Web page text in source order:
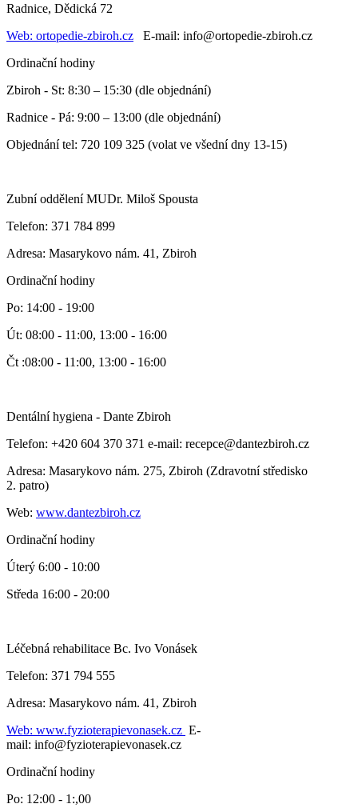
Radnice, Dědická 72
Web: ortopedie-zbiroh.cz E-mail: info@ortopedie-zbiroh.cz
Ordinační hodiny
Zbiroh - St: 8:30 – 15:30 (dle objednání)
Radnice - Pá: 9:00 – 13:00 (dle objednání)
Objednání tel: 720 109 325 (volat ve všední dny 13-15)
Zubní oddělení MUDr. Miloš Spousta
Telefon: 371 784 899
Adresa: Masarykovo nám. 41, Zbiroh
Ordinační hodiny
Po: 14:00 - 19:00
Út: 08:00 - 11:00, 13:00 - 16:00
Čt :08:00 - 11:00, 13:00 - 16:00
Dentální hygiena - Dante Zbiroh
Telefon: +420 604 370 371 e-mail: recepce@dantezbiroh.cz
Adresa: Masarykovo nám. 275, Zbiroh (Zdravotní středisko
2. patro)
Web: www.dantezbiroh.cz
Ordinační hodiny
Úterý 6:00 - 10:00
Středa 16:00 - 20:00
Léčebná rehabilitace Bc. Ivo Vonásek
Telefon: 371 794 555
Adresa: Masarykovo nám. 41, Zbiroh
Web: www.fyzioterapievonasek.cz E-
mail: info@fyzioterapievonasek.cz
Ordinační hodiny
Po: 12:00 - 1:,00